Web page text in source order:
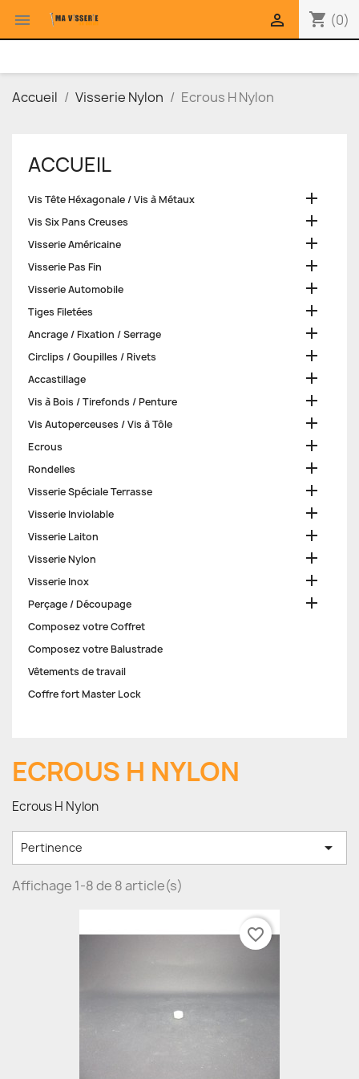
 shopping_cart (0)

Accueil Visserie Nylon Ecrous H Nylon
ACCUEIL
Vis Tête Héxagonale / Vis à Métaux 
Vis Six Pans Creuses 
Visserie Américaine 
Visserie Pas Fin 
Visserie Automobile 
Tiges Filetées 
Ancrage / Fixation / Serrage 
Circlips / Goupilles / Rivets 
Accastillage 
Vis à Bois / Tirefonds / Penture 
Vis Autoperceuses / Vis à Tôle 
Ecrous 
Rondelles 
Visserie Spéciale Terrasse 
Visserie Inviolable 
Visserie Laiton 
Visserie Nylon 
Visserie Inox 
Perçage / Découpage 
Composez votre Coffret
Composez votre Balustrade
Vêtements de travail
Coffre fort Master Lock
ECROUS H NYLON
Ecrous H Nylon
Pertinence 
Affichage 1-8 de 8 article(s)
favorite_border